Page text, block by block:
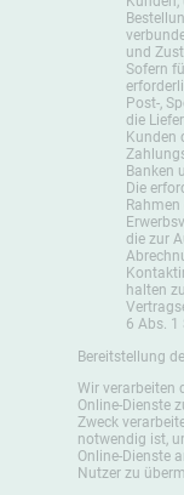
und
Sofern
Post-,
die
Kunden
Banken
Die
die zur
halten
6 Abs. 1
Bereitstellung
Wir verarbeiten
Online-Dienste
Zweck
notwendig ist,
Online-Dienste
Nutzer zu